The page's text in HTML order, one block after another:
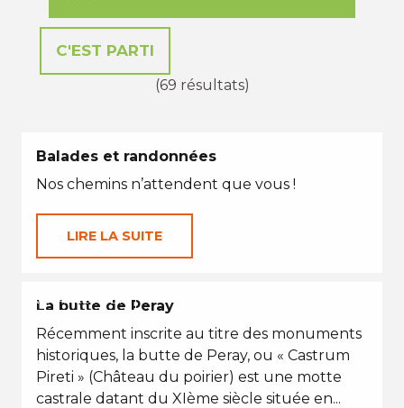
(69 résultats)
Balades et randonnées
Nos chemins n’attendent que vous !
LIRE LA SUITE
VACANCES D'ÉTÉ
La butte de Peray
Récemment inscrite au titre des monuments
historiques, la butte de Peray, ou « Castrum
Pireti » (Château du poirier) est une motte
castrale datant du XIème siècle située en...